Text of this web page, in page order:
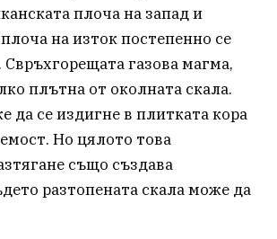
плоча на запад и
на изток постепенно се
Свръхгорещата газова магма,
плътна от околната скала.
да се издигне в плитката кора
Но цялото това
също създава
разтопената скала може да